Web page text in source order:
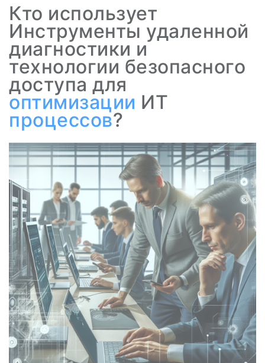
Кто использует
Инструменты удаленной
диагностики и
технологии безопасного
доступа для
оптимизации ИТ
процессов?